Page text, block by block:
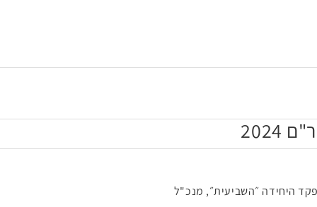
היחידה ״השביעית״, מנכ"ל